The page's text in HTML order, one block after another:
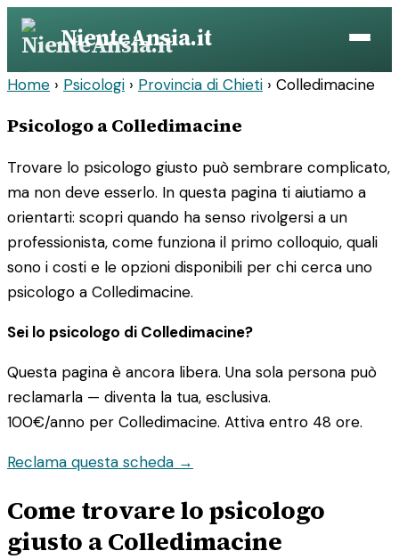
Vai
contenuto
NienteAnsia.it
Home › Psicologi › Provincia di Chieti › Colledimacine
Psicologo a Colledimacine
Trovare lo psicologo giusto può sembrare complicato,
ma non deve esserlo. In questa pagina ti aiutiamo a
orientarti: scopri quando ha senso rivolgersi a un
professionista, come funziona il primo colloquio, quali
sono i costi e le opzioni disponibili per chi cerca uno
psicologo a Colledimacine.
Sei lo psicologo di Colledimacine?
Questa pagina è ancora libera. Una sola persona può
reclamarla — diventa la tua, esclusiva.
100€/anno per Colledimacine. Attiva entro 48 ore.
Reclama questa scheda →
Come trovare lo psicologo
giusto a Colledimacine